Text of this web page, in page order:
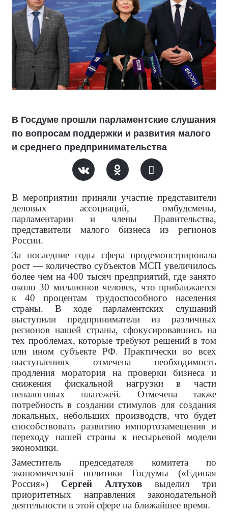
В Госдуме прошли парламентские слушания
по вопросам поддержки и развития малого
и среднего предпринимательства
В мероприятии приняли участие представители
деловых ассоциаций, омбудсмены,
парламентарии и члены Правительства,
представители малого бизнеса из регионов
России.
За последние годы сфера продемонстрировала
рост — количество субъектов МСП увеличилось
более чем на 400 тысяч предприятий, где занято
около 30 миллионов человек, что приближается
к 40 процентам трудоспособного населения
страны. В ходе парламентских слушаний
выступили предприниматели из различных
регионов нашей страны, сфокусировавшись на
тех проблемах, которые требуют решений в том
или ином субъекте РФ. Практически во всех
выступлениях отмечена необходимость
продления моратория на проверки бизнеса и
снижения фискальной нагрузки в части
неналоговых платежей. Отмечена также
потребность в создании стимулов для создания
локальных, небольших производств, что будет
способствовать развитию импортозамещения и
переходу нашей страны к несырьевой модели
экономики.
Заместитель председателя комитета по
экономической политики Госдумы («Единая
Россия») Сергей Алтухов выделил три
приоритетных направления законодательной
деятельности в этой сфере на ближайшее время.